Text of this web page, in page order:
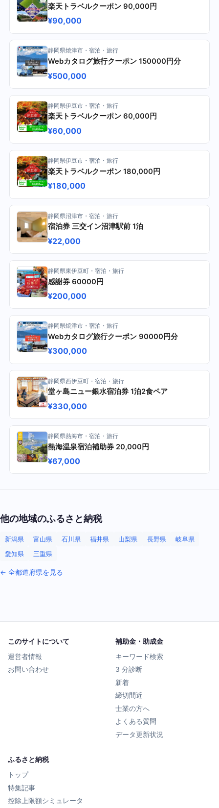
楽天トラベルクーポン 90,000円
¥90,000
静岡県焼津市・宿泊・旅行
Webカタログ旅行クーポン 150000円分
¥500,000
静岡県伊豆市・宿泊・旅行
楽天トラベルクーポン 60,000円
¥60,000
静岡県伊豆市・宿泊・旅行
楽天トラベルクーポン 180,000円
¥180,000
静岡県沼津市・宿泊・旅行
宿泊券 三交イン沼津駅前 1泊
¥22,000
静岡県東伊豆町・宿泊・旅行
感謝券 60000円
¥200,000
静岡県焼津市・宿泊・旅行
Webカタログ旅行クーポン 90000円分
¥300,000
静岡県西伊豆町・宿泊・旅行
堂ヶ島ニュー銀水宿泊券 1泊2食ペア
¥330,000
静岡県熱海市・宿泊・旅行
熱海温泉宿泊補助券 20,000円
¥67,000
他の地域のふるさと納税
新潟県 富山県 石川県 福井県 山梨県 長野県
岐阜県
愛知県
三重県
← 全都道府県を見る
このサイトについて
運営者情報
お問い合わせ
補助金・助成金
キーワード検索
3 分診断
新着
締切間近
士業の方へ
よくある質問
データ更新状況
ふるさと納税
トップ
特集記事
控除上限額シミュレータ